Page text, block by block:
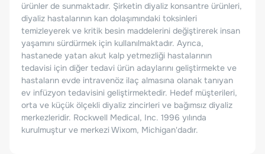
ürünler de sunmaktadır. Şirketin diyaliz konsantre ürünleri,
diyaliz hastalarının kan dolaşımındaki toksinleri
temizleyerek ve kritik besin maddelerini değiştirerek insan
yaşamını sürdürmek için kullanılmaktadır. Ayrıca,
hastanede yatan akut kalp yetmezliği hastalarının
tedavisi için diğer tedavi ürün adaylarını geliştirmekte ve
hastaların evde intravenöz ilaç almasına olanak tanıyan
ev infüzyon tedavisini geliştirmektedir. Hedef müşterileri,
orta ve küçük ölçekli diyaliz zincirleri ve bağımsız diyaliz
merkezleridir. Rockwell Medical, Inc. 1996 yılında
kurulmuştur ve merkezi Wixom, Michigan'dadır.